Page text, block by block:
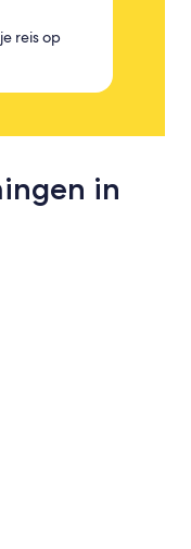
reis op
in